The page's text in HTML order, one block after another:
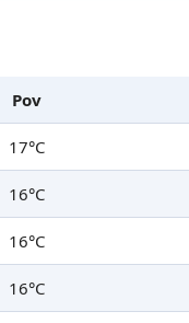
Pov
17°C
16°C
16°C
16°C